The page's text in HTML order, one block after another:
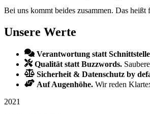
Bei uns kommt beides zusammen. Das
Unsere Werte
Verantwortung statt
Qualität statt Buzzwords.
Sicherheit & Datenschutz by
Auf Augenhöhe. Wir reden
2021